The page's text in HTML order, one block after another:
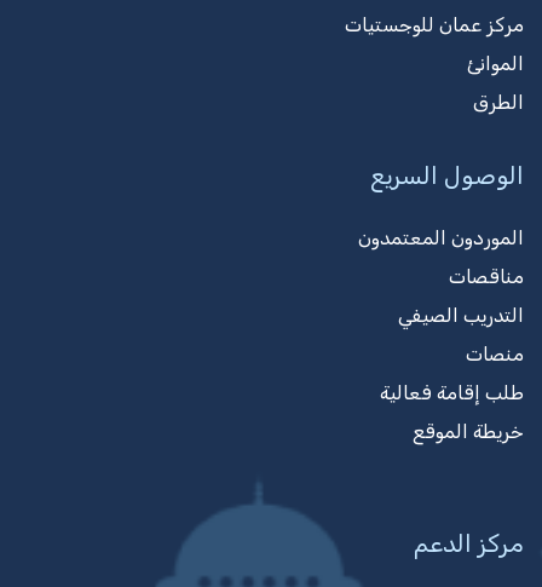
مركز عمان للوجستيات
الموانئ
الطرق
الوصول السريع
الموردون المعتمدون
مناقصات
التدريب الصيفي
منصات
طلب إقامة فعالية
خريطة الموقع
مركز الدعم